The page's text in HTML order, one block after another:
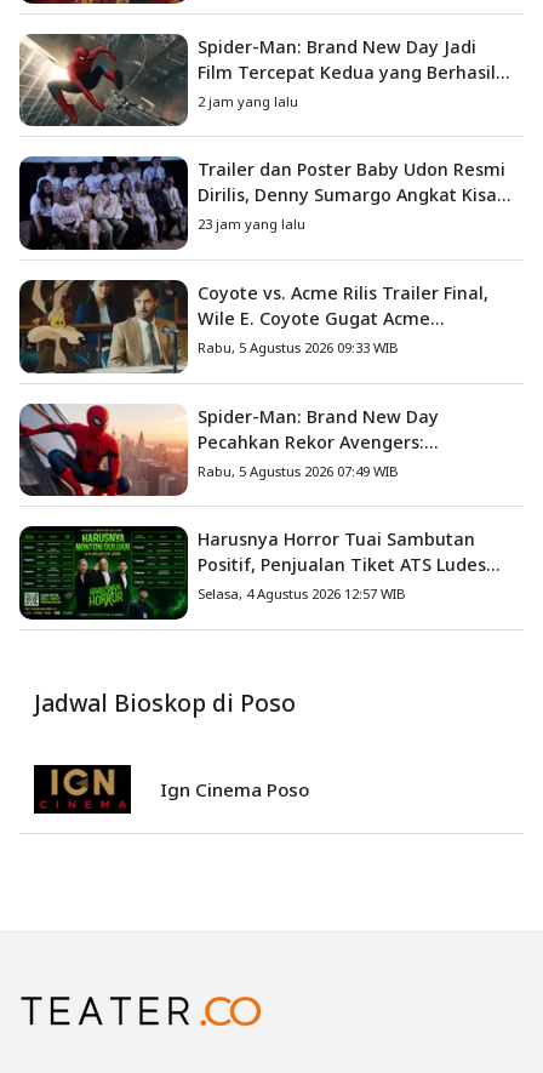
Spider-Man: Brand New Day Jadi
Film Tercepat Kedua yang Berhasil
Tembus US$1 Miliar
2 jam yang lalu
Trailer dan Poster Baby Udon Resmi
Dirilis, Denny Sumargo Angkat Kisah
Nyata Fanny Kondoh
23 jam yang lalu
Coyote vs. Acme Rilis Trailer Final,
Wile E. Coyote Gugat Acme
Corporation ke Pengadilan
Rabu, 5 Agustus 2026 09:33 WIB
Spider-Man: Brand New Day
Pecahkan Rekor Avengers:
Endgame, Cetak Debut Box Office
Rabu, 5 Agustus 2026 07:49 WIB
Harusnya Horror Tuai Sambutan
Positif, Penjualan Tiket ATS Ludes
Terjual
Selasa, 4 Agustus 2026 12:57 WIB
Jadwal Bioskop di Poso
Ign Cinema Poso